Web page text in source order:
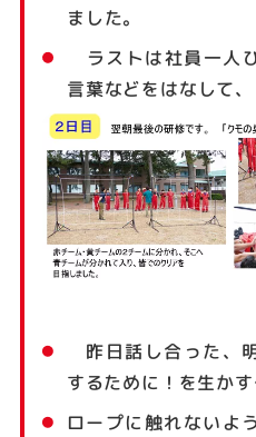
ました。
ラストは社員一人
言葉などをはなして
昨日話し合った、
するために！を生か
ロープに触れないよ